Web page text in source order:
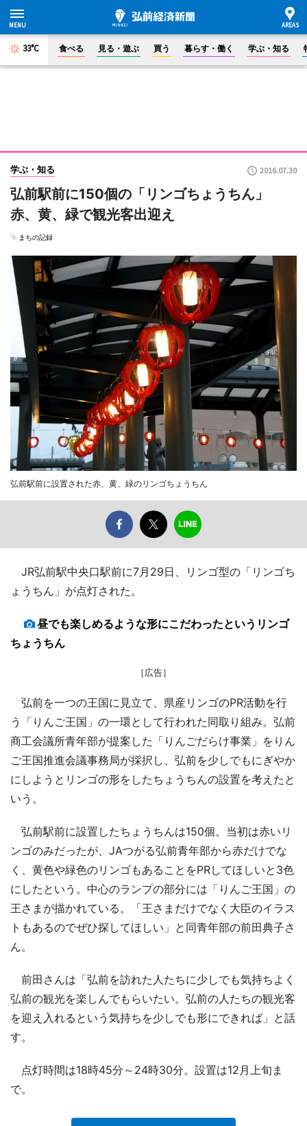
33°C 食べる 見る・遊ぶ 買う 暮らす・働く 学ぶ・知る
学ぶ・知る 2016.07.30
弘前駅前に150個の「リンゴちょうちん」
赤、黄、緑で観光客出迎え
まちの記録
弘前駅前に設置された赤、黄、緑のリンゴちょうちん
JR弘前駅中央口駅前に7月29日、リンゴ型の「リンゴち
ょうちん」が点灯された。
昼でも楽しめるような形にこだわったというリンゴ
ちょうちん
［広告］
弘前を一つの王国に見立て、県産リンゴのPR活動を行
う「りんご王国」の一環として行われた同取り組み。弘前
商工会議所青年部が提案した「りんごだらけ事業」をりん
ご王国推進会議事務局が採択し、弘前を少しでもにぎやか
にしようとリンゴの形をしたちょうちんの設置を考えたと
いう。
弘前駅前に設置したちょうちんは150個。当初は赤いリ
ンゴのみだったが、JAつがる弘前青年部から赤だけでな
く、黄色や緑色のリンゴもあることをPRしてほしいと3色
にしたという。中心のランプの部分には「りんご王国」の
王さまが描かれている。「王さまだけでなく大臣のイラス
トもあるのでぜひ探してほしい」と同青年部の前田典子さ
ん。
前田さんは「弘前を訪れた人たちに少しでも気持ちよく
弘前の観光を楽しんでもらいたい。弘前の人たちの観光客
を迎え入れるという気持ちを少しでも形にできれば」と話
す。
点灯時間は18時45分～24時30分。設置は12月上旬ま
で。